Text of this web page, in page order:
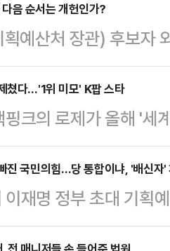
이라며 강하게 비판했
선 씨는 동명이인 한
시물 명의자를 조작했
최근 등, 물리적으로
다"고 적었다.그러면서
린 6…
음 순서는 개헌인가?
예산처 장관) 후보자
고 있고, 현재 의원인
그것으로 국민의힘을
도 그런 인사로 모든
장동혁 국민의힘 대표
별자치도 정책간담회
진이자 경제통인 이 전
충…
쳤다…'1위 미모' K팝 스타
핑크의 로제가 올해 '세
국 영화 평론 매체
채널을 통해 공개한
Most Beautiful
스타들이 대거 상위
진 국민의힘…당 통합이냐, '배신자'
재명 정부 초대 기획
를 퍼붓고 있다. 당에